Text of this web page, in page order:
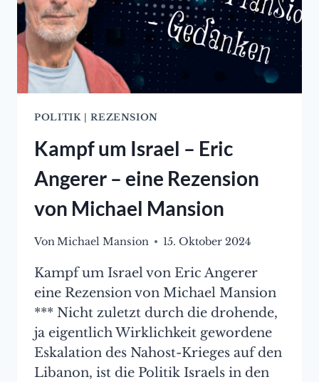
POLITIK |REZENSION
Kampf um Israel – Eric
Angerer – eine Rezension
von Michael Mansion
VonMichael Mansion 15. Oktober 2024
Kampf um Israel von Eric Angerer
eine Rezension von Michael Mansion
*** Nicht zuletzt durch die drohende,
ja eigentlich Wirklichkeit gewordene
Eskalation des Nahost-Krieges auf den
Libanon, ist die Politik Israels in den